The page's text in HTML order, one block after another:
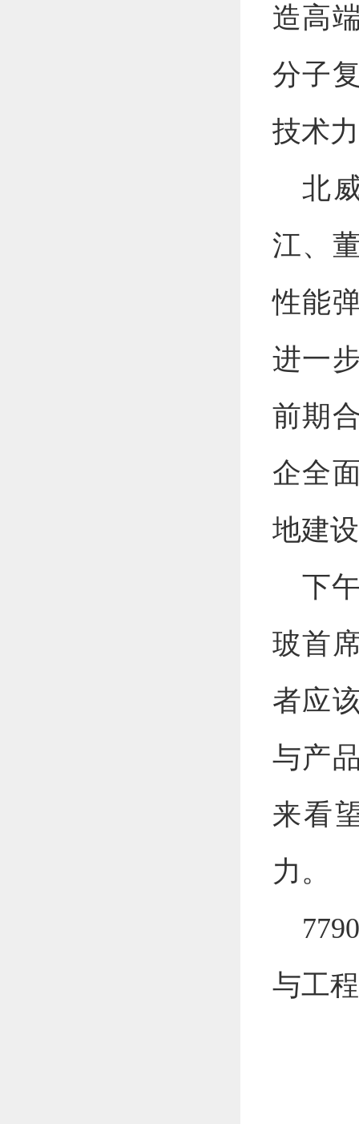
造高
分子
技术
北
江、
性能
进一
前期
企全
地建
下
玻首
者应
与产
来看
力。
与工